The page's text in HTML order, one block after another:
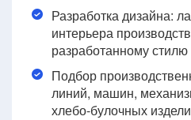
Разработка дизайна:
интерьера
разработанному
Подбор
линий, машин,
хлебо-булочных